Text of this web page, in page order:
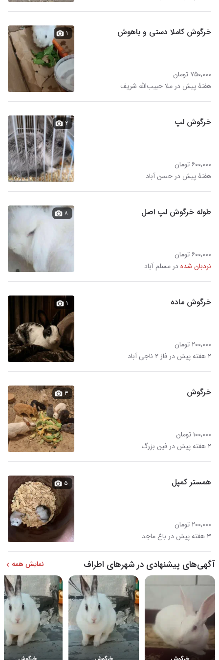
خرگوش کاملا دستی و باهوش
۷۵۰,۰۰۰ تومان
هفتهٔ پیش در ملا حبیب‌الله شریف
۱
خرگوش لپ
۶۰۰,۰۰۰ تومان
هفتهٔ پیش در حسن آباد
۲
طوله خرگوش لپ اصل
۶۰۰,۰۰۰ تومان
نردبان شدهدر مسلم آباد
۸
خرگوش ماده
۲۰۰,۰۰۰ تومان
۲ هفته پیش در فاز ۲ ناجی آباد
۱
خرگوش
۱۰۰,۰۰۰ تومان
۲ هفته پیش در فین بزرگ
۳
همستر کمپل
۲۰۰,۰۰۰ تومان
۳ هفته پیش در باغ ماجد
۵
آگهی‌های پیشنهادی در شهرهای اطراف نمایش همه